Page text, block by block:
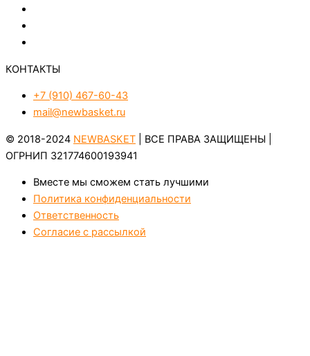
КОНТАКТЫ
+7 (910) 467-60-43
mail@newbasket.ru
© 2018-2024 NEWBASKET | ВСЕ ПРАВА ЗАЩИЩЕНЫ |
ОГРНИП 321774600193941
Вместе мы сможем стать лучшими
Политика конфиденциальности
Ответственность
Согласие с рассылкой